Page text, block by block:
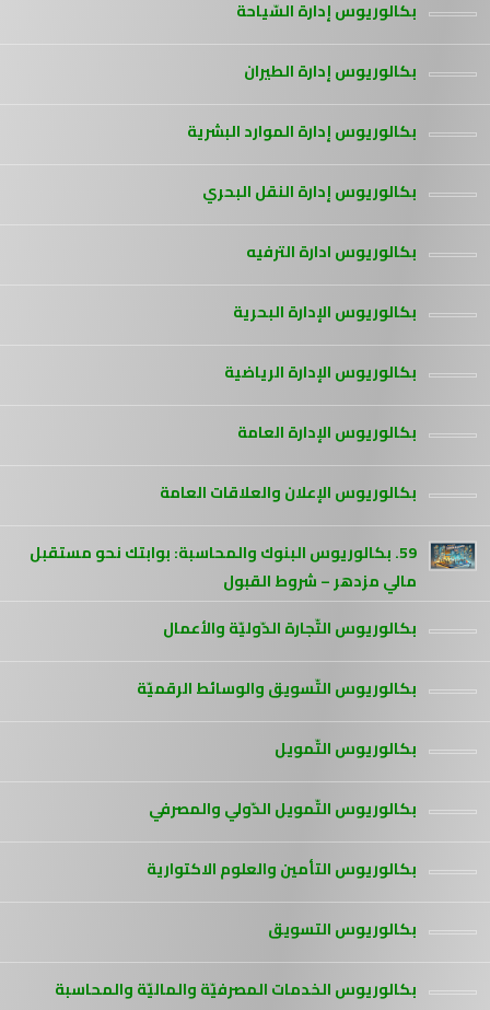
بكالوريوس إدارة السّياحة
بكالوريوس إدارة الطيران
بكالوريوس إدارة الموارد البشرية
بكالوريوس إدارة النقل البحري
بكالوريوس ادارة الترفيه
بكالوريوس الإدارة البحرية
بكالوريوس الإدارة الرياضية
بكالوريوس الإدارة العامة
بكالوريوس الإعلان والعلاقات العامة
59. بكالوريوس البنوك والمحاسبة: بوابتك نحو مستقبل
مالي مزدهر – شروط القبول
بكالوريوس التّجارة الدّوليّة والأعمال
بكالوريوس التّسويق والوسائط الرقميّة
بكالوريوس التّمويل
بكالوريوس التّمويل الدّولي والمصرفي
بكالوريوس التأمين والعلوم الاكتوارية
بكالوريوس التسويق
بكالوريوس الخدمات المصرفيّة والماليّة والمحاسبة